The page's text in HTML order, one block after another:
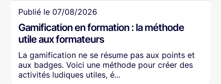
Article
Publié le 07/08/2026
Gamification en formation : la méthode
utile aux formateurs
La gamification ne se résume pas aux points et
aux badges. Voici une méthode pour créer des
activités ludiques utiles, é...